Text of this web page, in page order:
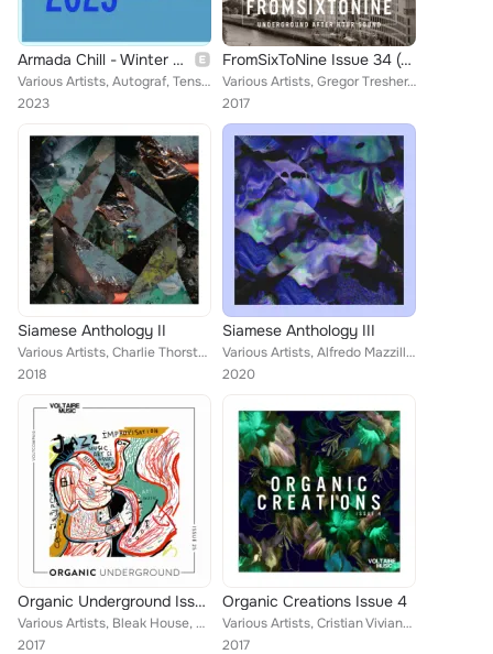
Armada Chill - Winter 2023
Various Artists, Autograf, Tensnake, ARTO, Nik Alevizos, Nicholas Gunn, Marino Canal, LUVE, Pablo Nouvelle, Madebyme, French Bra...
2023
FromSixToNine Issue 34 (Underground after hour sound)
Various Artists, Gregor Tresher, Guy Gerber, Stefano Noferini, Metodi Hristov, Sable Sheep, Robert Owens, Nerdjack, Alexander Au...
2017
Siamese Anthology II
Various Artists, Charlie Thorstenson, Adriatique, Glowal, SOEL, Marino Canal
2018
Siamese Anthology III
Various Artists, Alfredo Mazzilli, In Anima, Adriatique, Evans, Losless, Yotto, Remcord, ENØS, Marino Canal
2020
Organic Underground Issue 25
Various Artists, Bleak House, Gruuve, T.M.A, Darius Syrossian, The YellowHeads, Kasey Kaotto, Zugzwang, Matt Tanner, Beatamines,...
2017
Organic Creations Issue 4
Various Artists, Cristian Viviano, Kydus, Martin Eyerer, Ackermann, Craig Walker, Szkatulski, Kosmalski, Tarde, Ben Teufel, Tenn...
2017